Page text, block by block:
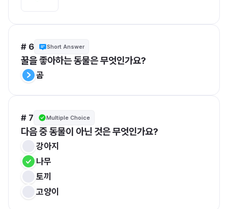
# 6 Short Answer
꿀을 좋아하는 동물은 무엇인가요?
곰
# 7 Multiple Choice
다음 중 동물이 아닌 것은 무엇인가요?
강아지
나무
토끼
고양이